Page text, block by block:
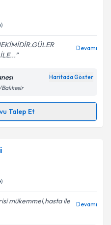
almanız için bir takvim
bilgilendireceğiz.
ilişkin
Aydınlatma
verilerimin belirtilen
kabul ediyorum.
Devamı
Haritada Göster
Talep Et
takvimi talebi oluşturun.
almanız için bir takvim
bilgilendireceğiz.
mükemmel,hasta ile
Devamı